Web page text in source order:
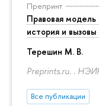
Препринт
Правовая
история и
Терешин М. В.
Preprints.ru. .
Все публикации